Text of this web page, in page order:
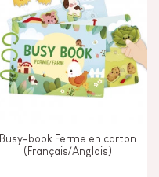
Busy-book Ferme en carton
(Français/Anglais)